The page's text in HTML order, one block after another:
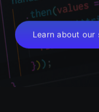
Learn about our